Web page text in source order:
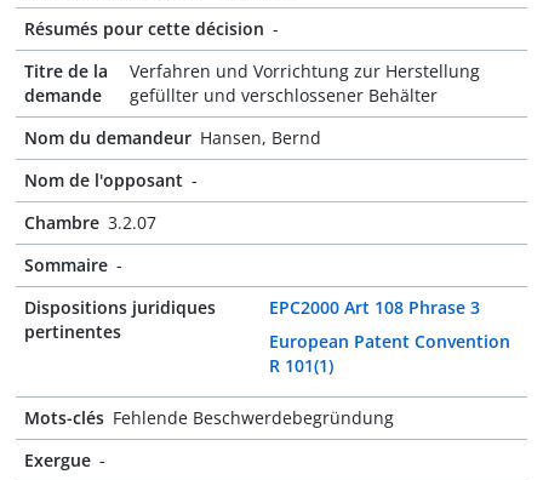
Résumés pour cette décision -
Titre de la
demande
Verfahren und Vorrichtung zur Herstellung
gefüllter und verschlossener Behälter
Nom du demandeur Hansen, Bernd
Nom de l'opposant -
Chambre 3.2.07
Sommaire -
Dispositions juridiques
pertinentes
EPC2000 Art 108 Phrase 3
European Patent Convention
R 101(1)
Mots-clés Fehlende Beschwerdebegründung
Exergue -